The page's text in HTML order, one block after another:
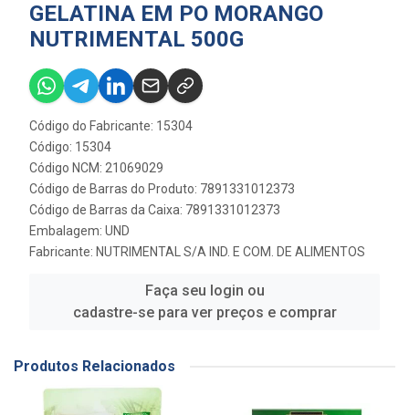
GELATINA EM PO MORANGO
NUTRIMENTAL 500G
Código do Fabricante: 15304
Código: 15304
Código NCM: 21069029
Código de Barras do Produto: 7891331012373
Código de Barras da Caixa: 7891331012373
Embalagem: UND
Fabricante: NUTRIMENTAL S/A IND. E COM. DE ALIMENTOS
Faça seu login ou
cadastre-se para ver preços e comprar
Produtos Relacionados